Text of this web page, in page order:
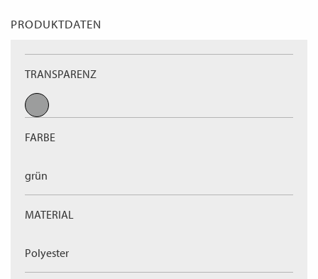
PRODUKTDATEN
TRANSPARENZ
FARBE
grün
MATERIAL
Polyester